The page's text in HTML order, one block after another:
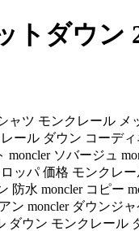
トダウン
ツ モンクレール
ル ダウン コーデ
ソバージュ
パ 価格 モンクレ
水 moncler コピー
ン moncler ダウン
ウン モンクレー